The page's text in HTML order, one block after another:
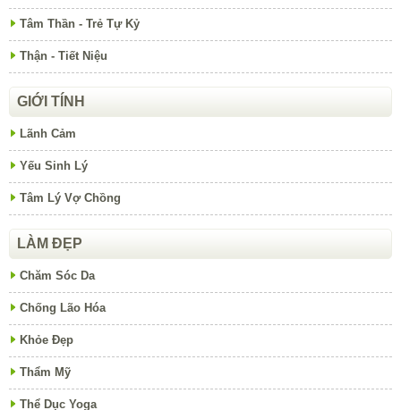
Tâm Thần - Trẻ Tự Kỷ
Thận - Tiết Niệu
GIỚI TÍNH
Lãnh Cảm
Yếu Sinh Lý
Tâm Lý Vợ Chồng
LÀM ĐẸP
Chăm Sóc Da
Chống Lão Hóa
Khỏe Đẹp
Thẩm Mỹ
Thể Dục Yoga